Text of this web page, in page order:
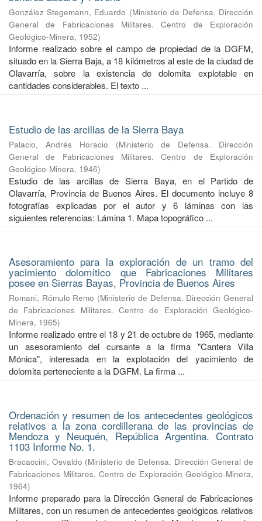
González Stegemann, Eduardo (Ministerio de Defensa. Dirección
General de Fabricaciones Militares. Centro de Exploración
Geológico-Minera, 1952)
Informe realizado sobre el campo de propiedad de la DGFM,
situado en la Sierra Baja, a 18 kilómetros al este de la ciudad de
Olavarría, sobre la existencia de dolomita explotable en
cantidades considerables. El texto ...
Estudio de las arcillas de la Sierra Baya
Palacio, Andrés Horacio (Ministerio de Defensa. Dirección
General de Fabricaciones Militares. Centro de Exploración
Geológico-Minera, 1946)
Estudio de las arcillas de Sierra Baya, en el Partido de
Olavarría, Provincia de Buenos Aires. El documento incluye 8
fotografías explicadas por el autor y 6 láminas con las
siguientes referencias: Lámina 1. Mapa topográfico ...
Asesoramiento para la exploración de un tramo del
yacimiento dolomítico que Fabricaciones Militares
posee en Sierras Bayas, Provincia de Buenos Aires
Romani, Rómulo Remo (Ministerio de Defensa. Dirección General
de Fabricaciones Militares. Centro de Exploración Geológico-
Minera, 1965)
Informe realizado entre el 18 y 21 de octubre de 1965, mediante
un asesoramiento del cursante a la firma "Cantera Villa
Mónica", interesada en la explotación del yacimiento de
dolomita perteneciente a la DGFM. La firma ...
Ordenación y resumen de los antecedentes geológicos
relativos a la zona cordillerana de las provincias de
Mendoza y Neuquén, República Argentina. Contrato
1103 Informe No. 1.
Bracaccini, Osvaldo (Ministerio de Defensa. Dirección General de
Fabricaciones Militares. Centro de Exploración Geológico-Minera,
1964)
Informe preparado para la Dirección General de Fabricaciones
Militares, con un resumen de antecedentes geológicos relativos